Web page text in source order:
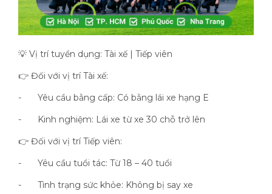
💡 Vị trí tuyển dụng: Tài xế | Tiếp viên
👉 Đối với vị trí Tài xế:
-
Yêu cầu bằng cấp: Có bằng lái xe hạng E
-
Kinh nghiệm: Lái xe từ xe 30 chỗ trở lên
👉 Đối với vị trí Tiếp viên:
-
Yêu cầu tuổi tác: Từ 18 – 40 tuổi
-
Tình trạng sức khỏe: Không bị say xe